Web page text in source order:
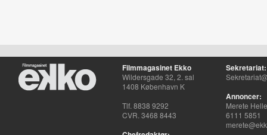
Filmmagasinet Ekko
Wildersgade 32, 2. sal
1408 København K
Tlf. 8838 9292
CVR. 3468 8443
Sekretariat:
Annoncer:
Merete
6111 5851